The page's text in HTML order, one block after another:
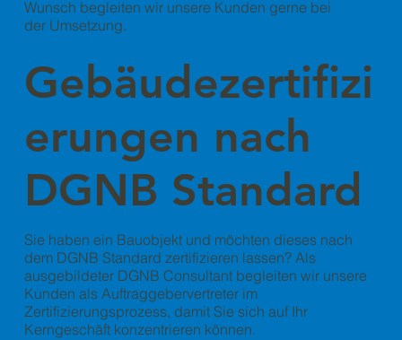
Wunsch begleiten wir unsere Kunden gerne bei
der Umsetzung.
Gebäudezertifizi
erungen nach
DGNB Standard
Sie haben ein Bauobjekt und möchten dieses nach
dem DGNB Standard zertifizieren lassen? Als
ausgebildeter DGNB Consultant begleiten wir unsere
Kunden als Auftraggebervertreter im
Zertifizierungsprozess, damit Sie sich auf Ihr
Kerngeschäft konzentrieren können.